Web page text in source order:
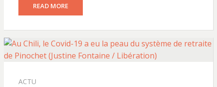
READ MORE
ACTU